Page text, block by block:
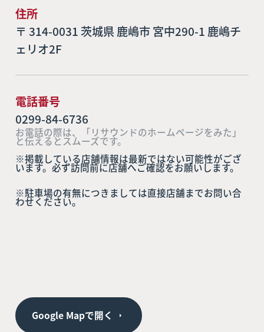
住所
〒 314-0031 茨城県 鹿嶋市 宮中290-1 鹿嶋チ
ェリオ2F
電話番号
0299-84-6736
お電話の際は、「リサウンドのホームページをみた」
と伝えるとスムーズです。
※掲載している店舗情報は最新ではない可能性がござ
います。必ず訪問前に店舗へご確認をお願いします。
※駐車場の有無につきましては直接店舗までお問い合
わせください。
Google Mapで開く